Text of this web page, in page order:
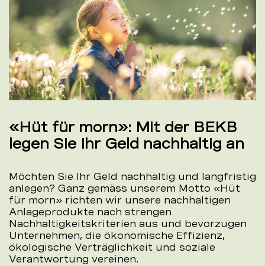
«Hüt für morn»: Mit der BEKB
legen Sie Ihr Geld nachhaltig an
Möchten Sie Ihr Geld nachhaltig und langfristig
anlegen? Ganz gemäss unserem Motto «Hüt
für morn» richten wir unsere nachhaltigen
Anlageprodukte nach strengen
Nachhaltigkeitskriterien aus und bevorzugen
Unternehmen, die ökonomische Effizienz,
ökologische Verträglichkeit und soziale
Verantwortung vereinen.